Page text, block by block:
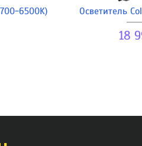
6500K) Осветитель
18